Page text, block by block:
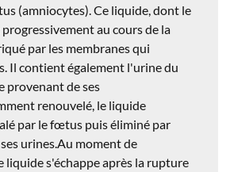
(amniocytes). Ce liquide, dont le
au cours de la
par les membranes qui
Il contient également l'urine du
de ses
renouvelé, le liquide
par le fœtus puis éliminé par
urines.Au moment de
liquide s'échappe après la rupture